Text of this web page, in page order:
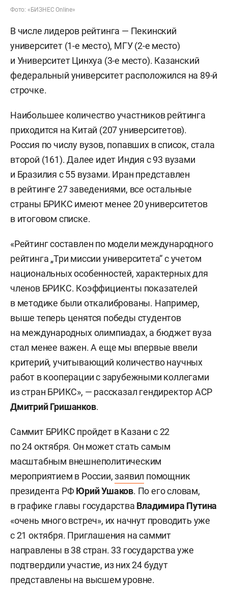
Фото: «БИЗНЕС Online»
В числе лидеров рейтинга — Пекинский
университет (1-е место), МГУ (2-е место)
и Университет Цинхуа (3-е место). Казанский
федеральный университет расположился на 89-й
строчке.
Наибольшее количество участников рейтинга
приходится на Китай (207 университетов).
Россия по числу вузов, попавших в список, стала
второй (161). Далее идет Индия с 93 вузами
и Бразилия с 55 вузами. Иран представлен
в рейтинге 27 заведениями, все остальные
страны БРИКС имеют менее 20 университетов
в итоговом списке.
«Рейтинг составлен по модели международного
рейтинга „Три миссии университета“ с учетом
национальных особенностей, характерных для
членов БРИКС. Коэффициенты показателей
в методике были откалиброваны. Например,
выше теперь ценятся победы студентов
на международных олимпиадах, а бюджет вуза
стал менее важен. А еще мы впервые ввели
критерий, учитывающий количество научных
работ в кооперации с зарубежными коллегами
из стран БРИКС», — рассказал гендиректор АСР
Дмитрий Гришанков.
Саммит БРИКС пройдет в Казани с 22
по 24 октября. Он может стать самым
масштабным внешнеполитическим
мероприятием в России,заявил помощник
президента РФЮрий Ушаков. По его словам,
в графике главы государства Владимира Путина
«очень много встреч», их начнут проводить уже
с 21 октября. Приглашения на саммит
направлены в 38 стран. 33 государства уже
подтвердили участие, из них 24 будут
представлены на высшем уровне.